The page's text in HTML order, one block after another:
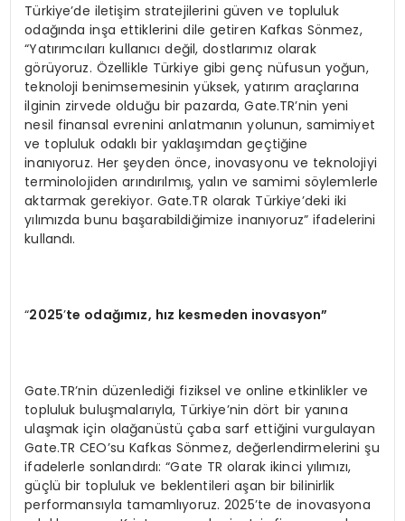
Türkiye’de iletişim stratejilerini güven ve topluluk
odağında inşa ettiklerini dile getiren Kafkas Sönmez,
“Yatırımcıları kullanıcı değil, dostlarımız olarak
görüyoruz. Özellikle Türkiye gibi genç nüfusun yoğun,
teknoloji benimsemesinin yüksek, yatırım araçlarına
ilginin zirvede olduğu bir pazarda, Gate.TR’nin yeni
nesil finansal evrenini anlatmanın yolunun, samimiyet
ve topluluk odaklı bir yaklaşımdan geçtiğine
inanıyoruz. Her şeyden önce, inovasyonu ve teknolojiyi
terminolojiden arındırılmış, yalın ve samimi söylemlerle
aktarmak gerekiyor. Gate.TR olarak Türkiye’deki iki
yılımızda bunu başarabildiğimize inanıyoruz” ifadelerini
kullandı.
“2025’te odağımız, hız kesmeden inovasyon”
Gate.TR’nin düzenlediği fiziksel ve online etkinlikler ve
topluluk buluşmalarıyla, Türkiye’nin dört bir yanına
ulaşmak için olağanüstü çaba sarf ettiğini vurgulayan
Gate.TR CEO’su Kafkas Sönmez, değerlendirmelerini şu
ifadelerle sonlandırdı: “Gate TR olarak ikinci yılımızı,
güçlü bir topluluk ve beklentileri aşan bir bilinirlik
performansıyla tamamlıyoruz. 2025’te de inovasyona